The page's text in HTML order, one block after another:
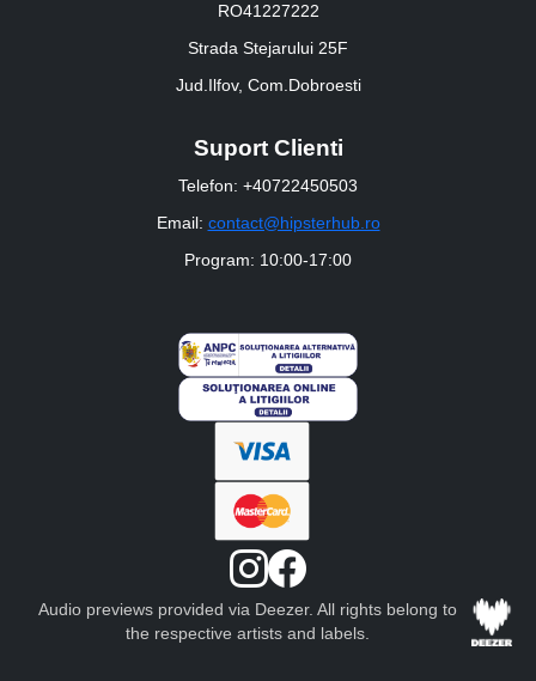
RO41227222
Strada Stejarului 25F
Jud.Ilfov, Com.Dobroesti
Suport Clienti
Telefon: +40722450503
Email: contact@hipsterhub.ro
Program: 10:00-17:00
Audio previews provided via Deezer. All rights belong to
the respective artists and labels.